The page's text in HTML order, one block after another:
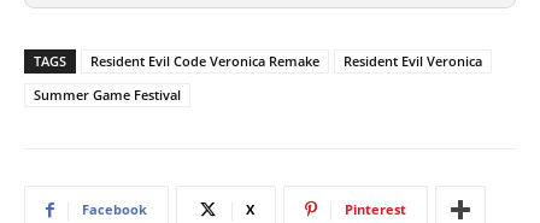
TAGS Resident Evil Code Veronica Remake
Resident Evil Veronica
Summer Game Festival
Facebook X Pinterest